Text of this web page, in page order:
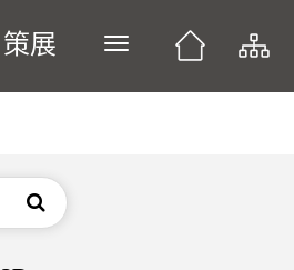
策展 展開或關閉主選單
搜尋